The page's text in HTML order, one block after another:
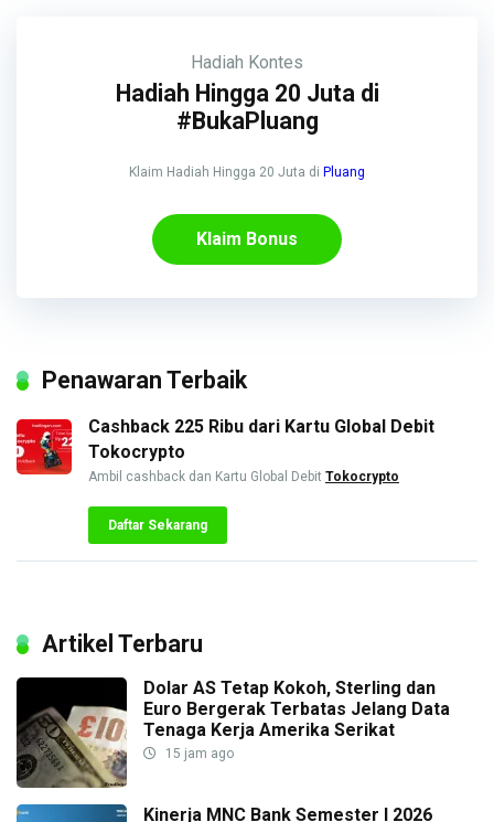
Hadiah Kontes
Hadiah Hingga 20 Juta di
#BukaPluang
Klaim Hadiah Hingga 20 Juta di Pluang
Klaim Bonus
Penawaran Terbaik
Cashback 225 Ribu dari Kartu Global Debit
Tokocrypto
Ambil cashback dan Kartu Global Debit Tokocrypto
Daftar Sekarang
Artikel Terbaru
Dolar AS Tetap Kokoh, Sterling dan
Euro Bergerak Terbatas Jelang Data
Tenaga Kerja Amerika Serikat
15 jam ago
Kinerja MNC Bank Semester I 2026